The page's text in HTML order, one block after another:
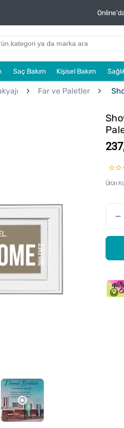
Saç Bakım Kişisel Bakım
Far ve Paletler
Ürün
–